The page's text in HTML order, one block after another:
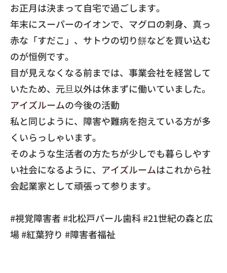
​お正月は決まって自宅で過ごします。
​年末にスーパーのイオンで、マグロの刺身、真っ
赤な「すだこ」、サトウの切り餅などを買い込む
のが恒例です。
​目が見えなくなる前までは、事業会社を経営して
いたため、元旦以外は休まずに働いていました。
アイズルームの今後の活動
​私と同じように、障害や難病を抱えている方が多
くいらっしゃいます。
​そのような生活者の方たちが少しでも暮らしやす
い社会になるように、 アイズルームはこれから社
会起業家として頑張って参ります。
#視覚障害者 #北松戸パール歯科 #21世紀の森と広
場 #紅葉狩り #障害者福祉